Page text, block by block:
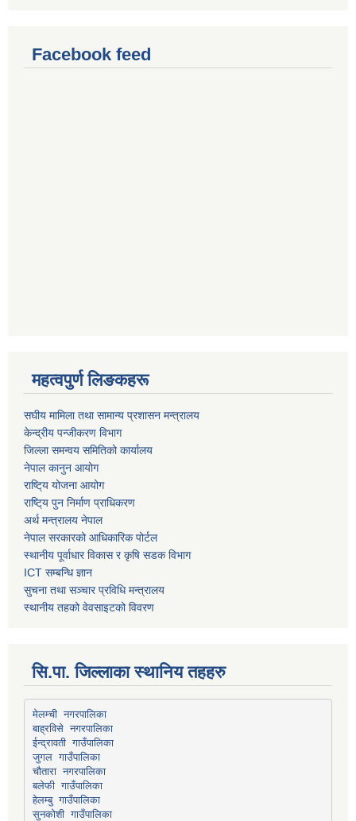
Facebook feed
महत्वपुर्ण लिङकहरू
स‌घीय मामिला तथा सामान्य प्रशासन मन्त्रालय
केन्द्रीय पन्जीकरण विभाग
जिल्ला समन्वय समितिको कार्यालय
नेपाल कानुन आयोग
राष्टि्य योजना आयोग
राष्टि्य पुन निर्माण प्राधिकरण
अर्थ मन्त्रालय नेपाल
नेपाल सरकारको आधिकारिक पोर्टल
स्थानीय पूर्वाधार विकास र कृषि सडक विभाग
ICT सम्बन्धि ज्ञान
सुचना तथा सञ्चार प्रविधि मन्त्रालय
स्थानीय तहको वेवसाइटको विवरण
सि.पा. जिल्लाका स्थानिय तहहरु
मेलम्ची नगरपालिका
बाह्रविसे नगरपालिका
ईन्द्रावती गाउँपालिका
जुगल गाउँपालिका
चौतारा नगरपालिका
बलेफी गाउँपालिका
हेलम्बु गाउँपालिका
सुनकोशी गाउँपालिका